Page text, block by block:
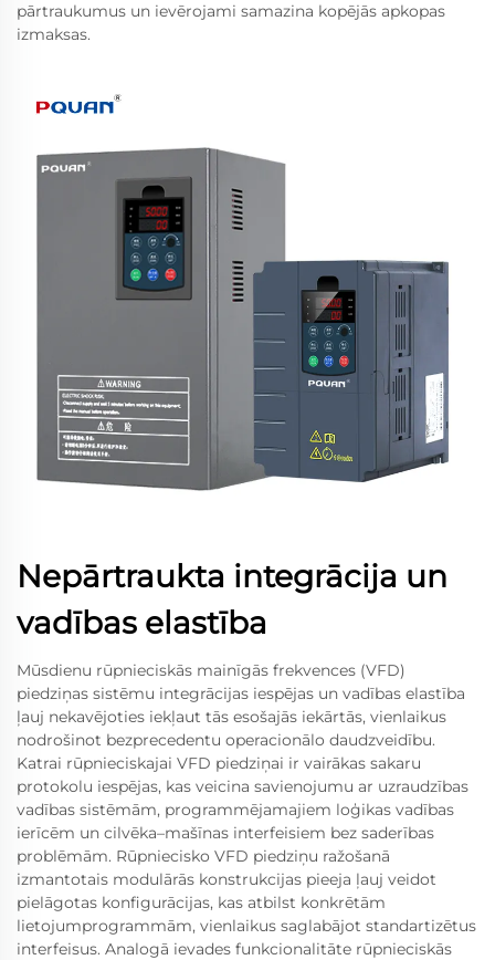
pārtraukumus un ievērojami samazina kopējās apkopas
izmaksas.
Nepārtraukta integrācija un
vadības elastība
Mūsdienu rūpnieciskās mainīgās frekvences (VFD)
piedziņas sistēmu integrācijas iespējas un vadības elastība
ļauj nekavējoties iekļaut tās esošajās iekārtās, vienlaikus
nodrošinot bezprecedentu operacionālo daudzveidību.
Katrai rūpnieciskajai VFD piedziņai ir vairākas sakaru
protokolu iespējas, kas veicina savienojumu ar uzraudzības
vadības sistēmām, programmējamajiem loģikas vadības
ierīcēm un cilvēka–mašīnas interfeisiem bez saderības
problēmām. Rūpniecisko VFD piedziņu ražošanā
izmantotais modulārās konstrukcijas pieeja ļauj veidot
pielāgotas konfigurācijas, kas atbilst konkrētām
lietojumprogrammām, vienlaikus saglabājot standartizētus
interfeisus. Analogā ievades funkcionalitāte rūpnieciskās